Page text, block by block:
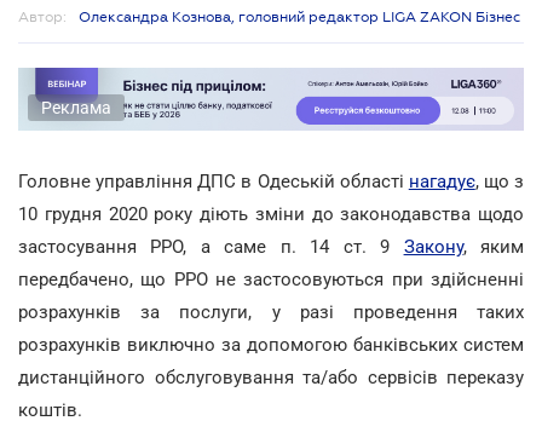
Автор: Олександра Кознова, головний редактор LIGA ZAKON Бізнес
Реклама
Головне управління ДПС в Одеській області нагадує, що з
10 грудня 2020 року діють зміни до законодавства щодо
застосування РРО, а саме п. 14 ст. 9 Закону, яким
передбачено, що РРО не застосовуються при здійсненні
розрахунків за послуги, у разі проведення таких
розрахунків виключно за допомогою банківських систем
дистанційного обслуговування та/або сервісів переказу
коштів.